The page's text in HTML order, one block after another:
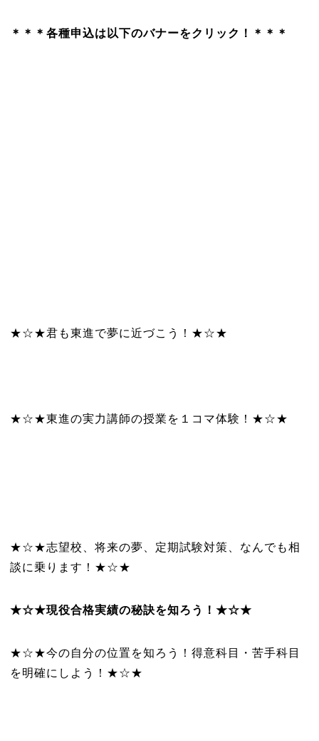
＊＊＊各種申込は以下のバナーをクリック！＊＊＊
★☆★君も東進で夢に近づこう！★☆★
★☆★東進の実力講師の授業を１コマ体験！★☆★
★☆★志望校、将来の夢、定期試験対策、なんでも相
談に乗ります！★☆★
★☆★現役合格実績の秘訣を知ろう！★☆★
★☆★今の自分の位置を知ろう！得意科目・苦手科目
を明確にしよう！★☆★